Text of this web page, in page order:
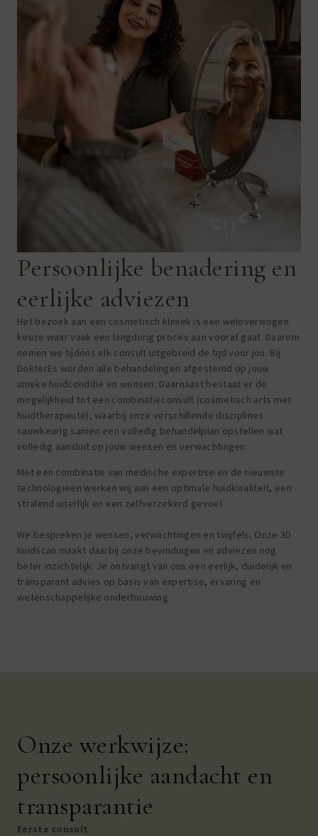
Persoonlijke benadering en
eerlijke adviezen
Het bezoek aan een cosmetisch kliniek is een weloverwogen
keuze waar vaak een langdurig proces aan vooraf gaat. Daarom
nemen we tijdens elk consult uitgebreid de tijd voor jou. Bij
DokterEs worden alle behandelingen afgestemd op jouw
unieke huidconditie en wensen. Daarnaast bestaat er de
mogelijkheid tot een combinatieconsult (cosmetisch arts met
huidtherapeute), waarbij onze verschillende disciplines
nauwkeurig samen een volledig behandelplan opstellen wat
volledig aansluit op jouw wensen en verwachtingen.
Met een combinatie van medische expertise en de nieuwste
technologieën werken wij aan een optimale huidkwaliteit, een
stralend uiterlijk en een zelfverzekerd gevoel.
We bespreken je wensen, verwachtingen en twijfels. Onze 3D
huidscan maakt daarbij onze bevindingen en adviezen nog
beter inzichtelijk. Je ontvangt van ons een eerlijk, duidelijk en
transparant advies op basis van expertise, ervaring en
wetenschappelijke onderbouwing.
Onze werkwijze:
persoonlijke aandacht en
transparantie
Eerste consult